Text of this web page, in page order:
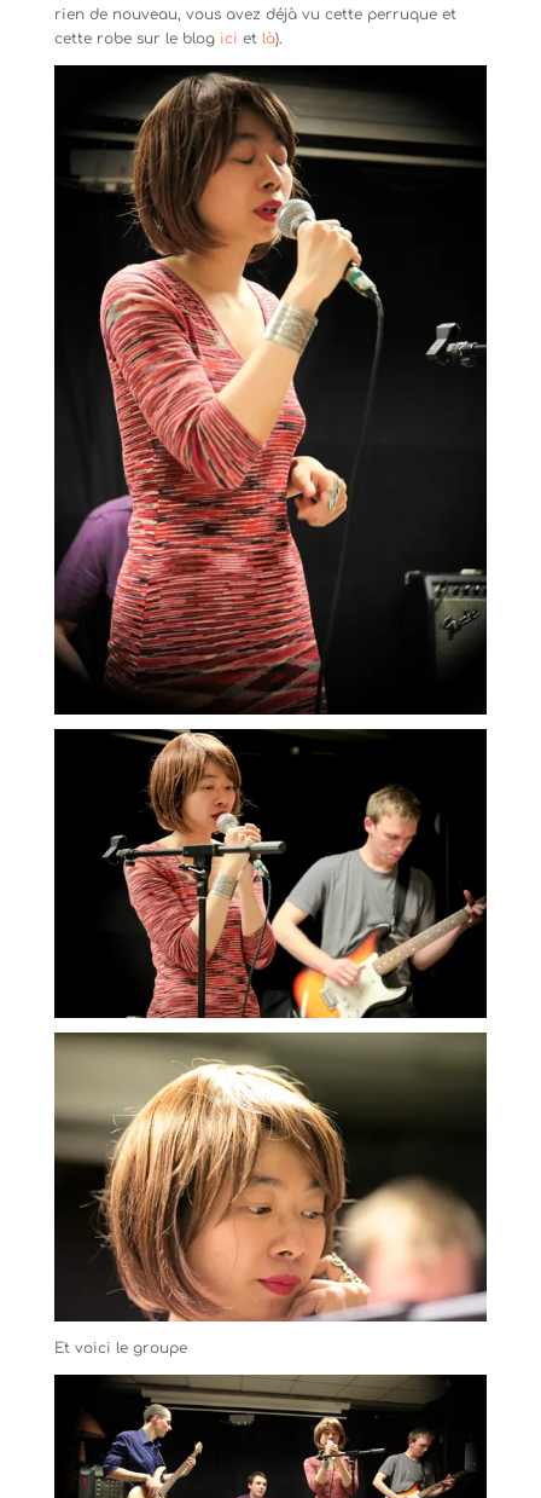
rien de nouveau, vous avez déjà vu cette perruque et
cette robe sur le blog ici et là).
Et voici le groupe